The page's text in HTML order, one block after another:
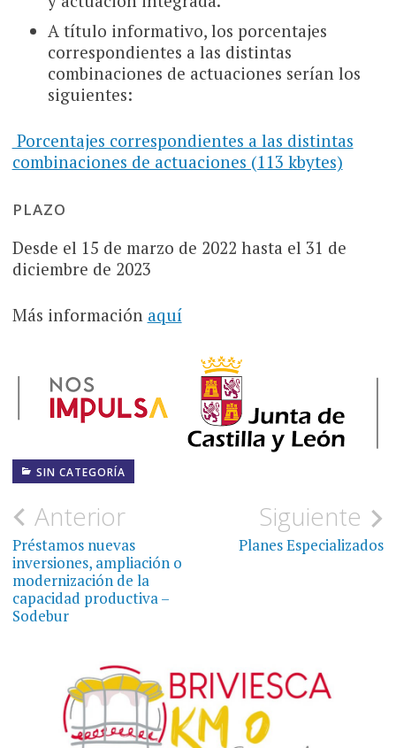
A título informativo, los porcentajes
correspondientes a las distintas
combinaciones de actuaciones serían los
siguientes:
Porcentajes correspondientes a las distintas
combinaciones de actuaciones (113 kbytes)
PLAZO
Desde el 15 de marzo de 2022 hasta el 31 de
diciembre de 2023
Más información aquí
SIN CATEGORÍA
Navegación
de
entradas
Anterior
Préstamos nuevas
inversiones, ampliación o
modernización de la
capacidad productiva –
Sodebur
Siguiente
Planes Especializados